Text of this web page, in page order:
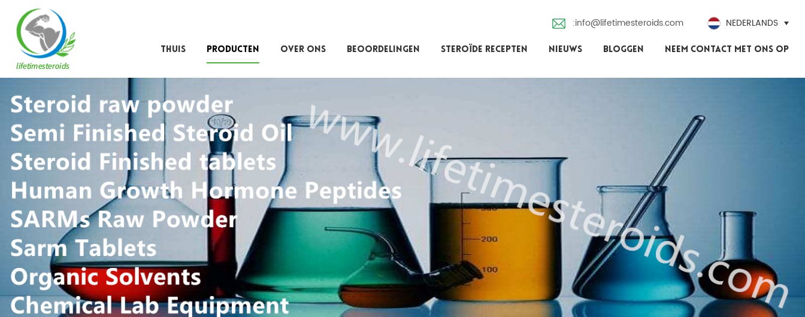
:info@lifetimesteroids.com NEDERLANDS
THUIS PRODUCTEN OVER ONS BEOORDELINGEN STEROÏDE RECEPTEN NIEUWS BLOGGEN NEEM CONTACT MET ONS OP